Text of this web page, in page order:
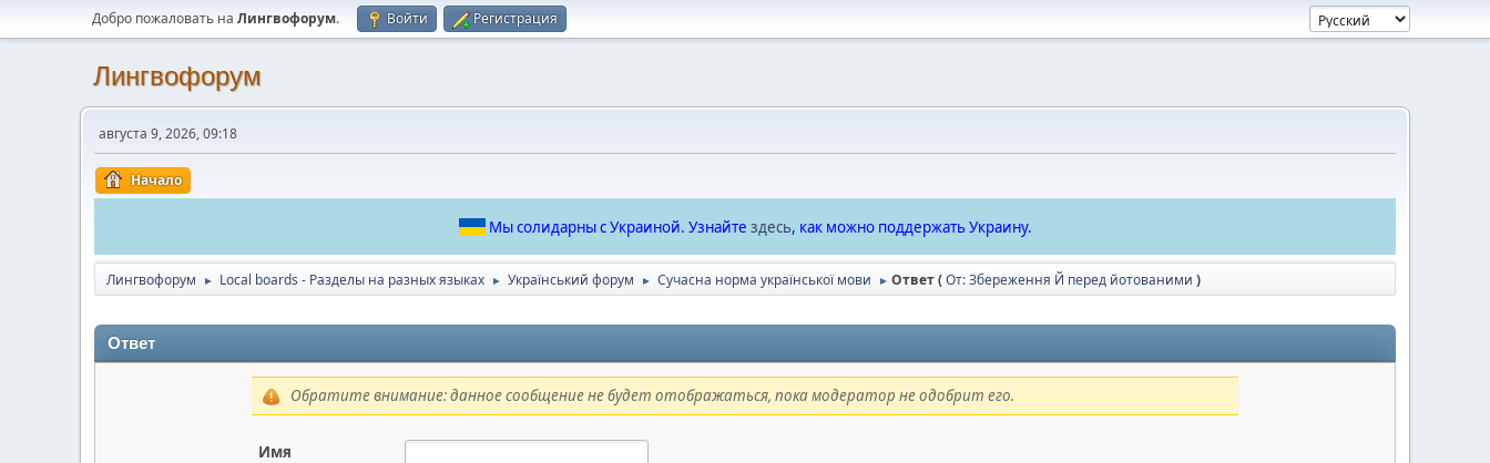
Добро пожаловать на Лингвофорум. Войти Регистрация
Лингвофорум
августа 9, 2026, 09:18
Начало
Мы солидарны с Украиной. Узнайте здесь, как можно поддержать Украину.
Лингвофорум ► Local boards - Разделы на разных языках ► Український форум ► Сучасна норма української мови ► Ответ (От: Збереження Й перед йотованими )
Ответ
Обратите внимание: данное сообщение не будет отображаться, пока модератор не одобрит его.
Имя